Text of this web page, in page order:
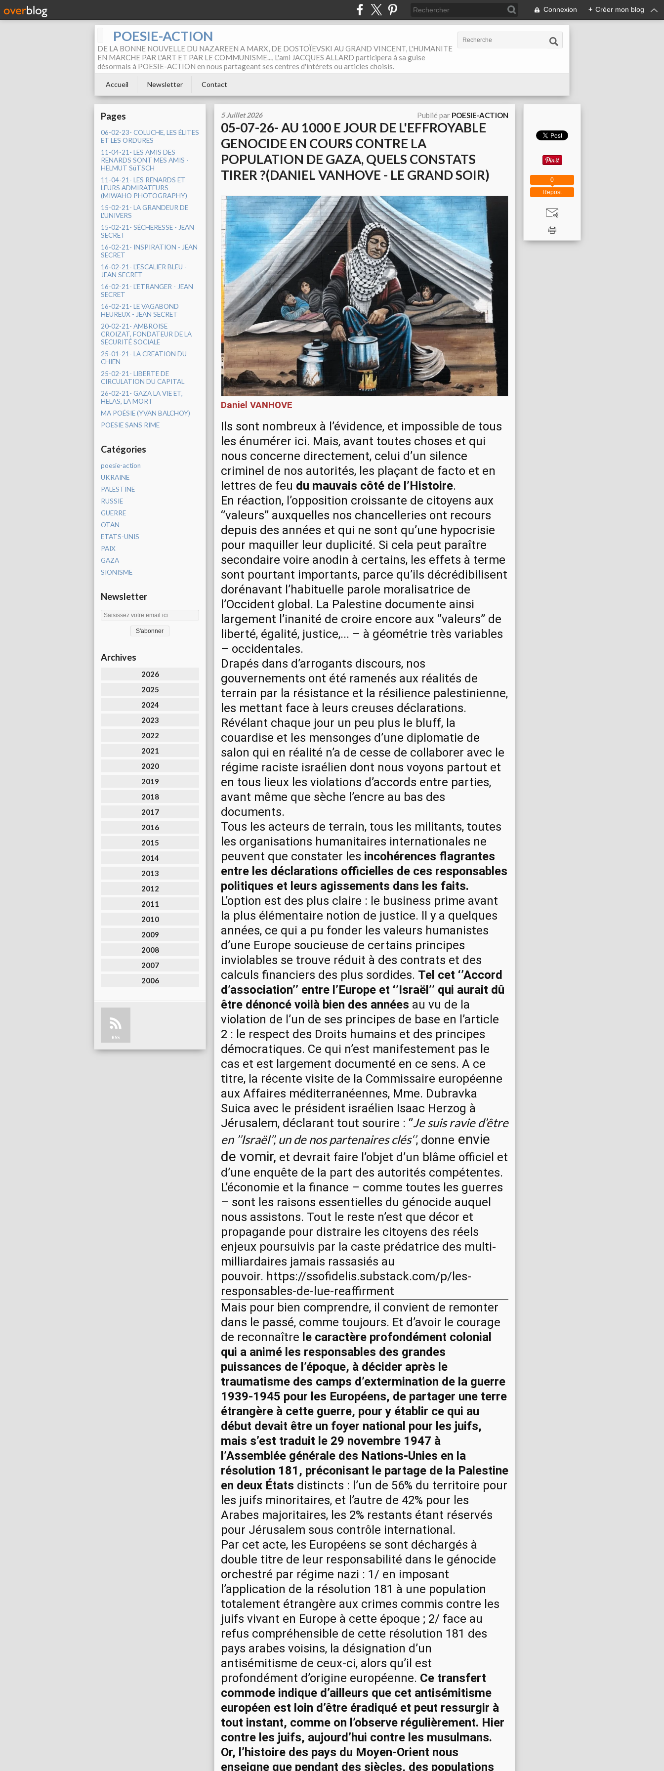
Connexion + Créer mon blog
POESIE-ACTION
DE LA BONNE NOUVELLE DU NAZAREEN A MARX, DE DOSTOÏEVSKI AU GRAND VINCENT, L'HUMANITE
EN MARCHE PAR L'ART ET PAR LE COMMUNISME..., L'ami JACQUES ALLARD participera à sa guise
désormais à POESIE-ACTION en nous partageant ses centres d'intérets ou articles choisis.
Accueil Newsletter Contact
Pages
06-02-23- COLUCHE, LES ÉLITES
ET LES ORDURES
11-04-21- LES AMIS DES
RENARDS SONT MES AMIS -
HELMUT SüTSCH
11-04-21- LES RENARDS ET
LEURS ADMIRATEURS
(MIWAHO PHOTOGRAPHY)
15-02-21- LA GRANDEUR DE
L'UNIVERS
15-02-21- SÉCHERESSE - JEAN
SECRET
16-02-21- INSPIRATION - JEAN
SECRET
16-02-21- L'ESCALIER BLEU -
JEAN SECRET
16-02-21- L'ETRANGER - JEAN
SECRET
16-02-21- LE VAGABOND
HEUREUX - JEAN SECRET
20-02-21- AMBROISE
CROIZAT, FONDATEUR DE LA
SECURITÉ SOCIALE
25-01-21- LA CREATION DU
CHIEN
25-02-21- LIBERTE DE
CIRCULATION DU CAPITAL
26-02-21- GAZA LA VIE ET,
HELAS, LA MORT
MA POÉSIE (YVAN BALCHOY)
POESIE SANS RIME
Catégories
poesie-action
UKRAINE
PALESTINE
RUSSIE
GUERRE
OTAN
ETATS-UNIS
PAIX
GAZA
SIONISME
Newsletter
Archives
2026
2025
2024
2023
2022
2021
2020
2019
2018
2017
2016
2015
2014
2013
2012
2011
2010
2009
2008
2007
2006
RSS
5 Juillet 2026 Publié par POESIE-ACTION
05-07-26- AU 1000 E JOUR DE L'EFFROYABLE
GENOCIDE EN COURS CONTRE LA
POPULATION DE GAZA, QUELS CONSTATS
TIRER ?(DANIEL VANHOVE - LE GRAND SOIR)
Daniel VANHOVE
Ils sont nombreux à l’évidence, et impossible de tous
les énumérer ici. Mais, avant toutes choses et qui
nous concerne directement, celui d’un silence
criminel de nos autorités, les plaçant de facto et en
lettres de feu du mauvais côté de l’Histoire.
En réaction, l’opposition croissante de citoyens aux
‘’valeurs’’ auxquelles nos chancelleries ont recours
depuis des années et qui ne sont qu’une hypocrisie
pour maquiller leur duplicité. Si cela peut paraître
secondaire voire anodin à certains, les effets à terme
sont pourtant importants, parce qu’ils décrédibilisent
dorénavant l’habituelle parole moralisatrice de
l’Occident global. La Palestine documente ainsi
largement l’inanité de croire encore aux ‘’valeurs’’ de
liberté, égalité, justice,... – à géométrie très variables
– occidentales.
Drapés dans d’arrogants discours, nos
gouvernements ont été ramenés aux réalités de
terrain par la résistance et la résilience palestinienne,
les mettant face à leurs creuses déclarations.
Révélant chaque jour un peu plus le bluff, la
couardise et les mensonges d’une diplomatie de
salon qui en réalité n’a de cesse de collaborer avec le
régime raciste israélien dont nous voyons partout et
en tous lieux les violations d’accords entre parties,
avant même que sèche l’encre au bas des
documents.
Tous les acteurs de terrain, tous les militants, toutes
les organisations humanitaires internationales ne
peuvent que constater les incohérences flagrantes
entre les déclarations officielles de ces responsables
politiques et leurs agissements dans les faits.
L’option est des plus claire : le business prime avant
la plus élémentaire notion de justice. Il y a quelques
années, ce qui a pu fonder les valeurs humanistes
d’une Europe soucieuse de certains principes
inviolables se trouve réduit à des contrats et des
calculs financiers des plus sordides. Tel cet ‘’Accord
d’association’’ entre l’Europe et ‘’Israël’’ qui aurait dû
être dénoncé voilà bien des années au vu de la
violation de l’un de ses principes de base en l’article
2 : le respect des Droits humains et des principes
démocratiques. Ce qui n’est manifestement pas le
cas et est largement documenté en ce sens. A ce
titre, la récente visite de la Commissaire européenne
aux Affaires méditerranéennes, Mme. Dubravka
Suica avec le président israélien Isaac Herzog à
Jérusalem, déclarant tout sourire : ‘’Je suis ravie d’être
en ’’Israël’’, un de nos partenaires clés‘’, donne envie
de vomir, et devrait faire l’objet d’un blâme officiel et
d’une enquête de la part des autorités compétentes.
L’économie et la finance – comme toutes les guerres
– sont les raisons essentielles du génocide auquel
nous assistons. Tout le reste n’est que décor et
propagande pour distraire les citoyens des réels
enjeux poursuivis par la caste prédatrice des multi-
milliardaires jamais rassasiés au
pouvoir. https://ssofidelis.substack.com/p/les-
responsables-de-lue-reaffirment
Mais pour bien comprendre, il convient de remonter
dans le passé, comme toujours. Et d’avoir le courage
de reconnaître le caractère profondément colonial
qui a animé les responsables des grandes
puissances de l’époque, à décider après le
traumatisme des camps d’extermination de la guerre
1939-1945 pour les Européens, de partager une terre
étrangère à cette guerre, pour y établir ce qui au
début devait être un foyer national pour les juifs,
mais s’est traduit le 29 novembre 1947 à
l’Assemblée générale des Nations-Unies en la
résolution 181, préconisant le partage de la Palestine
en deux États distincts : l’un de 56% du territoire pour
les juifs minoritaires, et l’autre de 42% pour les
Arabes majoritaires, les 2% restants étant réservés
pour Jérusalem sous contrôle international.
Par cet acte, les Européens se sont déchargés à
double titre de leur responsabilité dans le génocide
orchestré par régime nazi : 1/ en imposant
l’application de la résolution 181 à une population
totalement étrangère aux crimes commis contre les
juifs vivant en Europe à cette époque ; 2/ face au
refus compréhensible de cette résolution 181 des
pays arabes voisins, la désignation d’un
antisémitisme de ceux-ci, alors qu’il est
profondément d’origine européenne. Ce transfert
commode indique d’ailleurs que cet antisémitisme
européen est loin d’être éradiqué et peut ressurgir à
tout instant, comme on l’observe régulièrement. Hier
contre les juifs, aujourd’hui contre les musulmans.
Or, l’histoire des pays du Moyen-Orient nous
enseigne que pendant des siècles, des populations
Repost
0